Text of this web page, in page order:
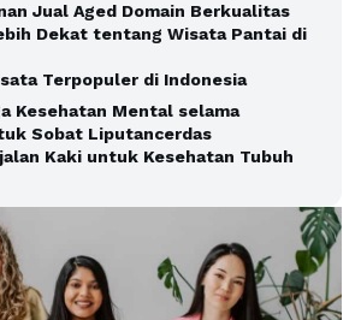
Jual Aged Domain Berkualitas
Dekat tentang Wisata Pantai di
Terpopuler di Indonesia
Kesehatan Mental selama
Sobat Liputancerdas
Kaki untuk Kesehatan Tubuh